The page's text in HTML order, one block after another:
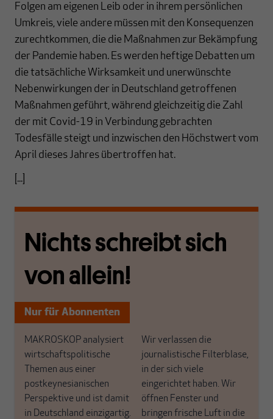
Folgen am eigenen Leib oder in ihrem persönlichen
Umkreis, viele andere müssen mit den Konsequenzen
zurechtkommen, die die Maßnahmen zur Bekämpfung
der Pandemie haben. Es werden heftige Debatten um
die tatsächliche Wirksamkeit und unerwünschte
Nebenwirkungen der in Deutschland getroffenen
Maßnahmen geführt, während gleichzeitig die Zahl
der mit Covid-19 in Verbindung gebrachten
Todesfälle steigt und inzwischen den Höchstwert vom
April dieses Jahres übertroffen hat.
[...]
Nichts schreibt sich
von allein!
Nur für Abonnenten
MAKROSKOP analysiert
wirtschaftspolitische
Themen aus einer
postkeynesianischen
Perspektive und ist damit
in Deutschland einzigartig.
Wir verlassen die
journalistische Filterblase,
in der sich viele
eingerichtet haben. Wir
öffnen Fenster und
bringen frische Luft in die